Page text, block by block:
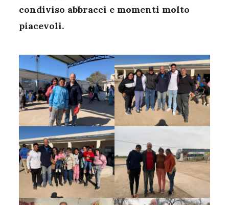
condiviso abbracci e momenti molto
piacevoli.